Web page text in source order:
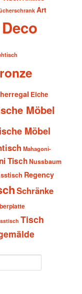
Art
Eiche
Möbel
Möbel
Mahagoni-
TischNussbaum
Regency
Schränke
Tisch